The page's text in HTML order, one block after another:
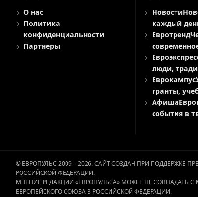
О нас
Политика
конфиденциальности
Партнеры
Новости
каждый
Евротренд
люди,
Еврокампус
гранты,
Афиша
события в
© ЕВРОПУЛЬС 2009 – 2026. САЙТ СОЗДАН ПРИ ПОДДЕРЖКЕ
РОССИЙСКОЙ ФЕДЕРАЦИИ.
МНЕНИЕ РЕДАКЦИИ «ЕВРОПУЛЬСА» МОЖЕТ НЕ СОВПАДАТЬ
ЕВРОПЕЙСКОГО СОЮЗА В РОССИЙСКОЙ ФЕДЕРАЦИИ.